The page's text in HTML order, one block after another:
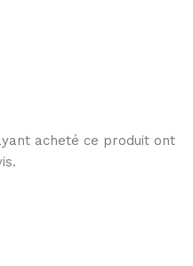
acheté ce produit ont